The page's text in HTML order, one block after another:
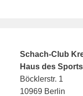
Schach-Club
Haus des Sports
Böcklerstr. 1
10969 Berlin